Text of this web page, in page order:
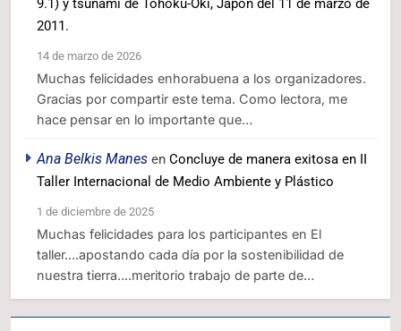
9.1) y tsunami de Tohoku-Oki, Japón del 11 de marzo de
2011.
14 de marzo de 2026
Muchas felicidades enhorabuena a los organizadores.
Gracias por compartir este tema. Como lectora, me
hace pensar en lo importante que…
Ana Belkis Manes en Concluye de manera exitosa en II
Taller Internacional de Medio Ambiente y Plástico
1 de diciembre de 2025
Muchas felicidades para los participantes en El
taller....apostando cada día por la sostenibilidad de
nuestra tierra....meritorio trabajo de parte de…